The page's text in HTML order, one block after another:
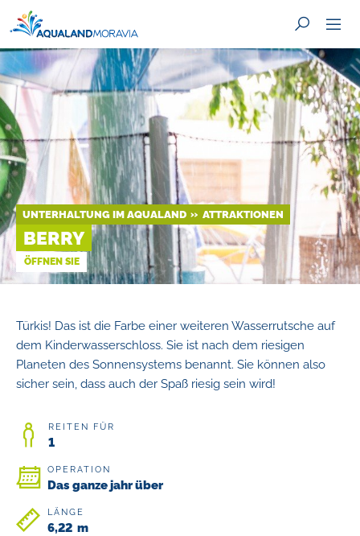
SUCHE
UNTERHALTUNG IM AQUALAND ATTRAKTIONEN
BERRY
ÖFFNEN SIE
Türkis! Das ist die Farbe einer weiteren Wasserrutsche auf
dem Kinderwasserschloss. Sie ist nach dem riesigen
Planeten des Sonnensystems benannt. Sie können also
sicher sein, dass auch der Spaß riesig sein wird!
REITEN FÜR
1
OPERATION
Das ganze jahr über
LÄNGE
6,22 m